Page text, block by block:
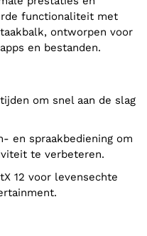
functionaliteit met
ontworpen voor
en bestanden.
te verbeteren.